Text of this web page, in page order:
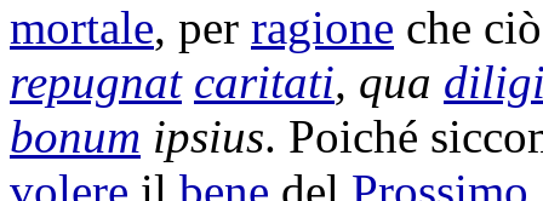
mortale, per ragione che
repugnat caritati, qua
bonum ipsius. Poiché